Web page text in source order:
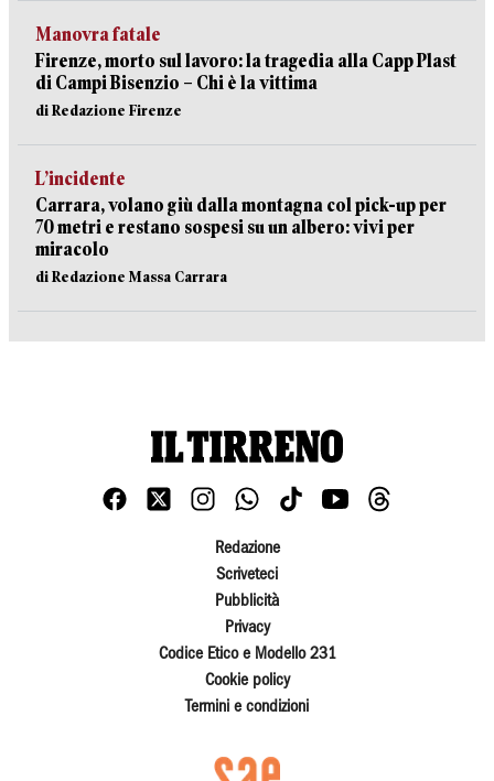
Manovra fatale
Firenze, morto sul lavoro: la tragedia alla Capp Plast
di Campi Bisenzio – Chi è la vittima
di Redazione Firenze
L’incidente
Carrara, volano giù dalla montagna col pick-up per
70 metri e restano sospesi su un albero: vivi per
miracolo
di Redazione Massa Carrara
Redazione
Scriveteci
Pubblicità
Privacy
Codice Etico e Modello 231
Cookie policy
Termini e condizioni